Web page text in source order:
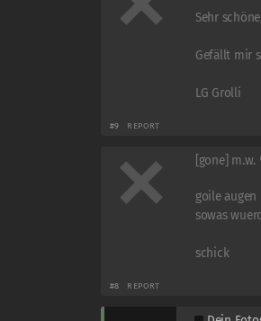
Sehr
Gefällt mir
LG Grolli
#9 REPORT
[gone]
goile augen
sowas
schick
#8 REPORT